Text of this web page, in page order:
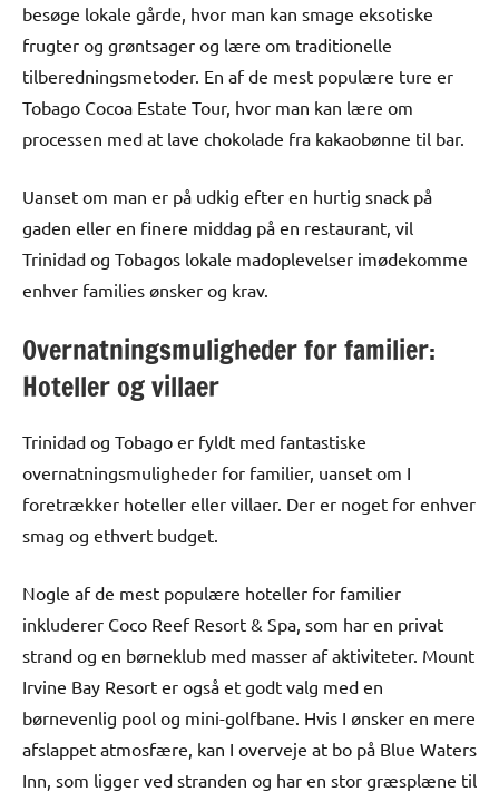
besøge lokale gårde, hvor man kan smage eksotiske
frugter og grøntsager og lære om traditionelle
tilberedningsmetoder. En af de mest populære ture er
Tobago Cocoa Estate Tour, hvor man kan lære om
processen med at lave chokolade fra kakaobønne til bar.
Uanset om man er på udkig efter en hurtig snack på
gaden eller en finere middag på en restaurant, vil
Trinidad og Tobagos lokale madoplevelser imødekomme
enhver families ønsker og krav.
Overnatningsmuligheder for familier:
Hoteller og villaer
Trinidad og Tobago er fyldt med fantastiske
overnatningsmuligheder for familier, uanset om I
foretrækker hoteller eller villaer. Der er noget for enhver
smag og ethvert budget.
Nogle af de mest populære hoteller for familier
inkluderer Coco Reef Resort & Spa, som har en privat
strand og en børneklub med masser af aktiviteter. Mount
Irvine Bay Resort er også et godt valg med en
børnevenlig pool og mini-golfbane. Hvis I ønsker en mere
afslappet atmosfære, kan I overveje at bo på Blue Waters
Inn, som ligger ved stranden og har en stor græsplæne til